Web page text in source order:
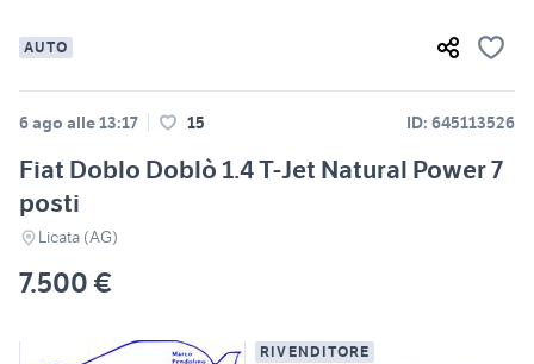
AUTO
6 ago alle 13:17 15 ID: 645113526
Fiat Doblo Doblò 1.4 T-Jet Natural Power 7
posti
Licata (AG)
7.500 €
RIVENDITORE